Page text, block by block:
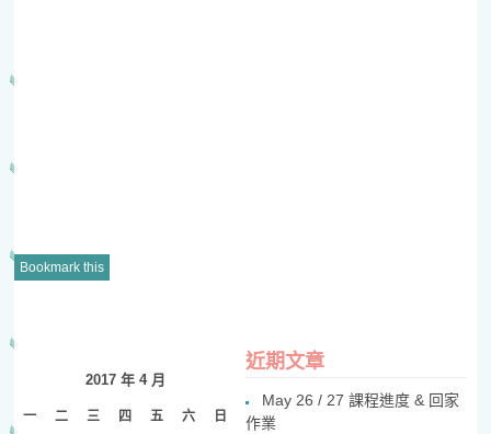
Bookmark this
POST
NAVIGATION
2017 年 4 月
一 二 三 四 五 六 日
近期文章
May 26 / 27 課程進度 & 回家
作業